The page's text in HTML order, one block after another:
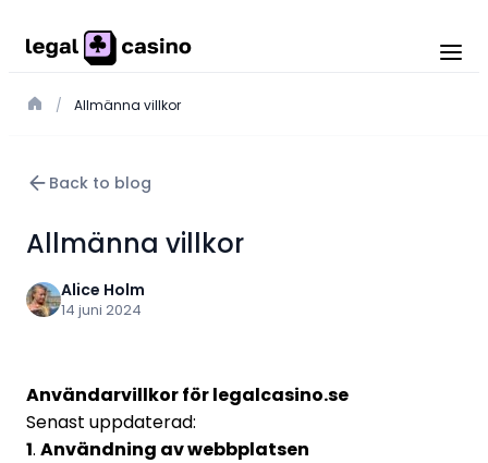
/ Allmänna villkor
Back to blog
Allmänna villkor
Alice Holm
14 juni 2024
Användarvillkor för legalcasino.se
Senast uppdaterad:
1. Användning av webbplatsen